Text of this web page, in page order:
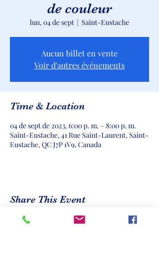
de couleur
lun, 04 de sept
  |
Saint-Eustache
Aucun billet en vente
Voir d'autres événements
Time & Location
04 de sept de 2023, 6:00 p. m. – 8:00 p. m.
Saint-Eustache, 41 Rue Saint-Laurent, Saint-
Eustache, QC J7P 1V9, Canada
Share This Event